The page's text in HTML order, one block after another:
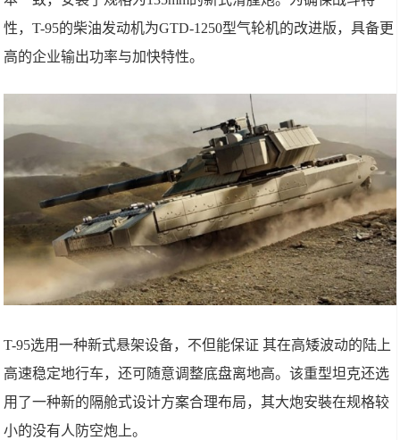
性，T-95的柴油发动机为GTD-1250型气轮机的改进版，具备更
高的企业输出功率与加快特性。
T-95选用一种新式悬架设备，不但能保证 其在高矮波动的陆上
高速稳定地行车，还可随意调整底盘离地高。该重型坦克还选
用了一种新的隔舱式设计方案合理布局，其大炮安裝在规格较
小的没有人防空炮上。